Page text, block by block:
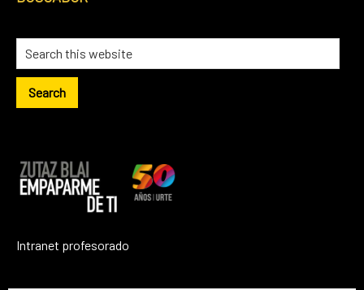
Intranet profesorado